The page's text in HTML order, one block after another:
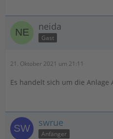
neida
Gast
21. Oktober 2021 um 21:11
Es handelt sich um die Anlage
swrue
Anfänger